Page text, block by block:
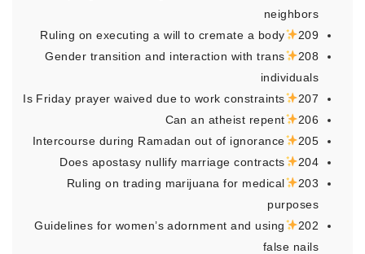
neighbors
209
Ruling on executing a will to cremate a body
208
Gender transition and interaction with trans
individuals
207
Is Friday prayer waived due to work constraints
206
Can an atheist repent
205
Intercourse during Ramadan out of ignorance
204
Does apostasy nullify marriage contracts
203
Ruling on trading marijuana for medical
purposes
202
Guidelines for women’s adornment and using
false nails